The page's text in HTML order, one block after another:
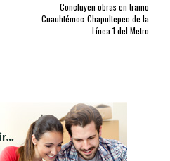
Concluyen obras en tramo
Cuauhtémoc-Chapultepec de la
Línea 1 del Metro